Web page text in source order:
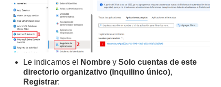
Le indicamos el Nombre ySolo cuentas de este
directorio organizativo (Inquilino único),
Registrar: